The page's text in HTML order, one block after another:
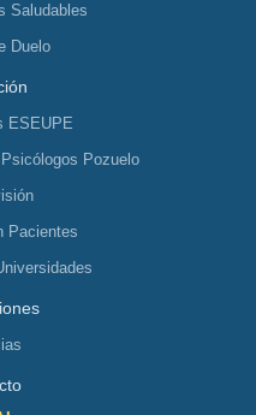
Saludables
Duelo
ESEUPE
Pozuelo
Pacientes